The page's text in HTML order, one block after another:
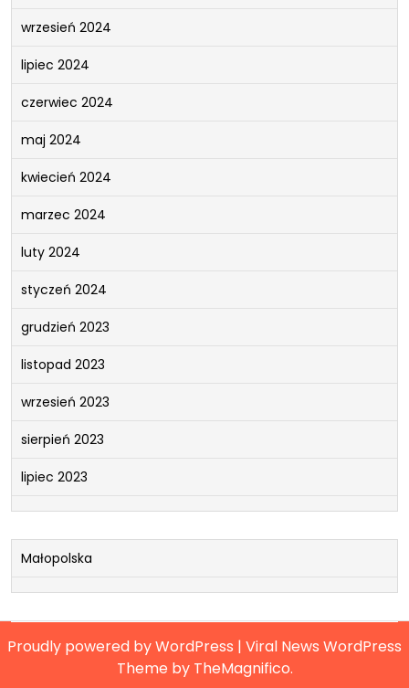
wrzesień 2024
lipiec 2024
czerwiec 2024
maj 2024
kwiecień 2024
marzec 2024
luty 2024
styczeń 2024
grudzień 2023
listopad 2023
wrzesień 2023
sierpień 2023
lipiec 2023
Małopolska
Proudly powered by WordPress | Viral News WordPress
Theme by TheMagnifico.